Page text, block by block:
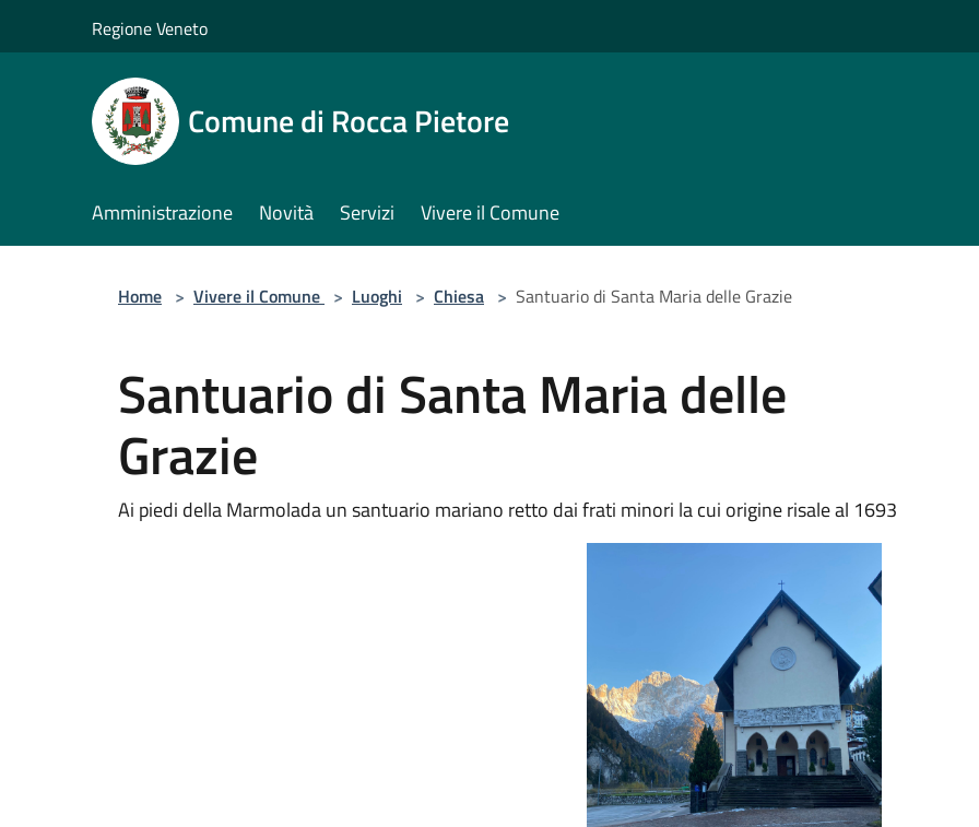
Regione Veneto
Comune di Rocca Pietore
Amministrazione Novità Servizi Vivere il Comune
Home > Vivere il Comune > Luoghi > Chiesa > Santuario di Santa Maria delle Grazie
Santuario di Santa Maria delle
Grazie
Ai piedi della Marmolada un santuario mariano retto dai frati minori la cui origine risale al 1693